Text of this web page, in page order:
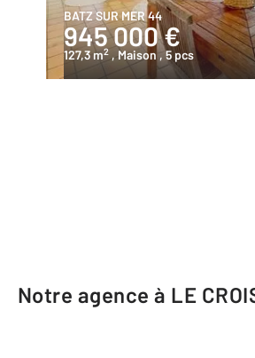
BATZ SUR MER 44
945 000 €
127,3 m2 , Maison , 5 pcs
Notre agence à LE